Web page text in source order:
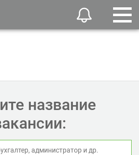
название